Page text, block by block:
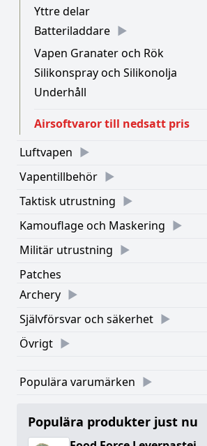
Yttre delar
Batteriladdare
Vapen Granater och Rök
Silikonspray och Silikonolja
Underhåll
Airsoftvaror till nedsatt pris
Luftvapen
Vapentillbehör
Taktisk utrustning
Kamouflage och Maskering
Militär utrustning
Patches
Archery
Självförsvar och säkerhet
Övrigt
Populära varumärken
Populära produkter just nu